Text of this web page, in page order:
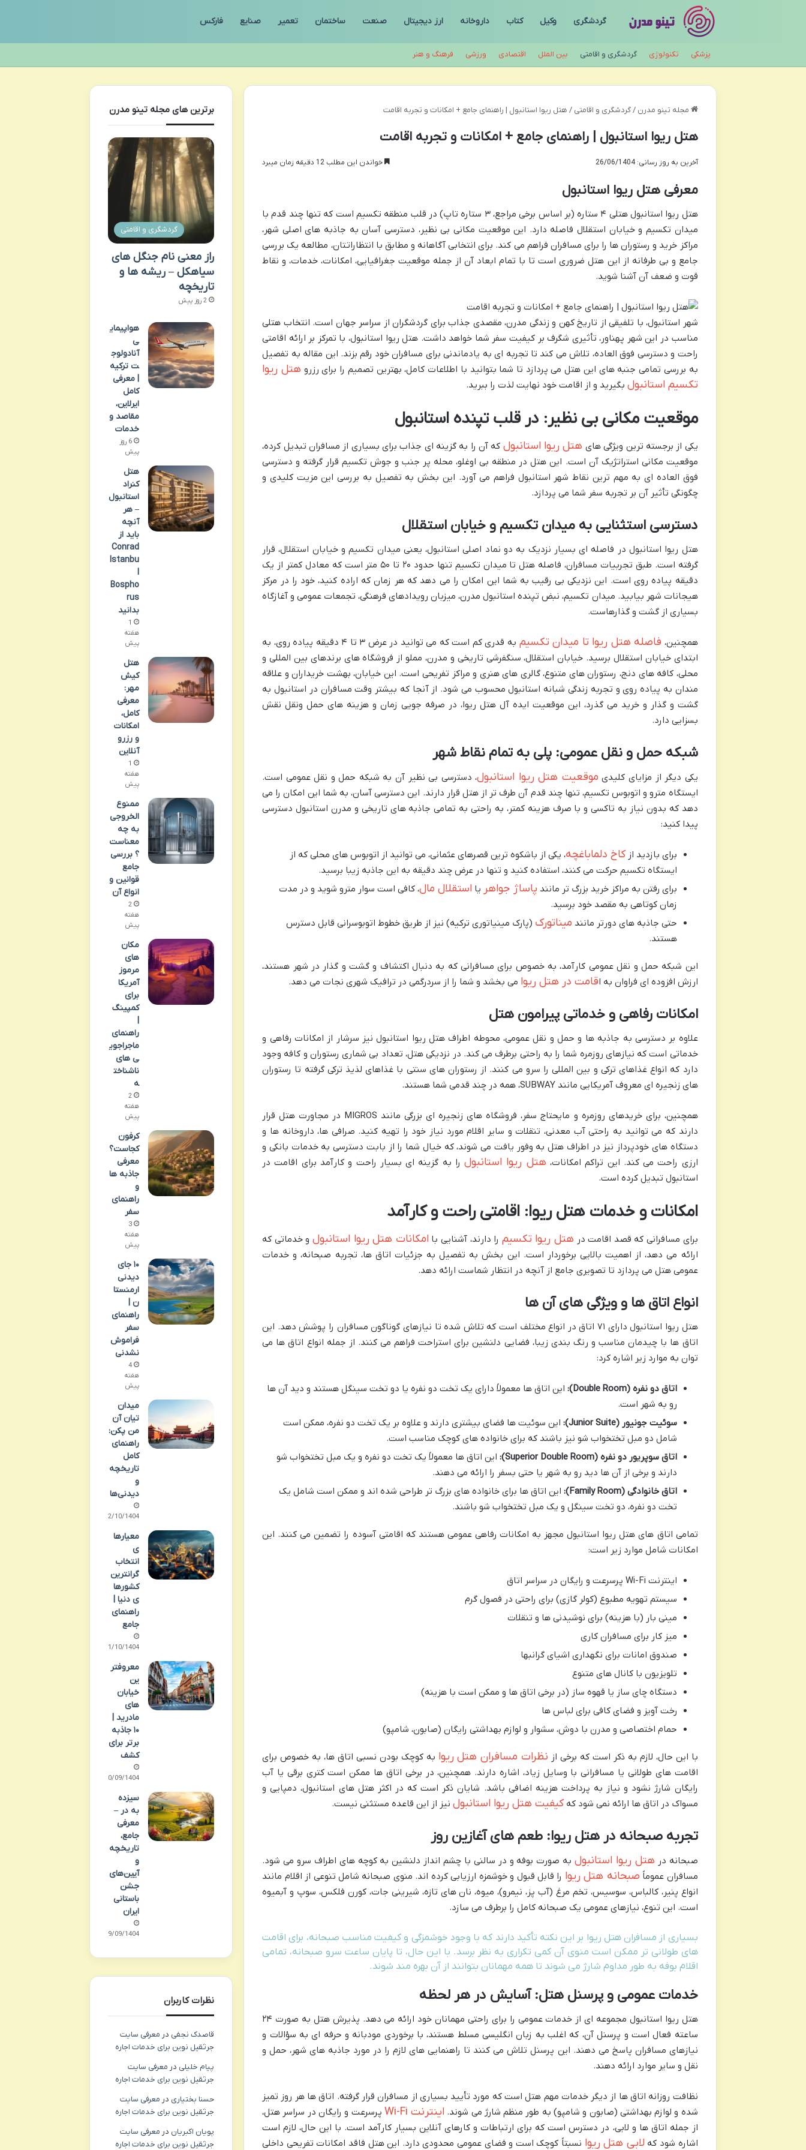
گردشگری وکیل کتاب داروخانه ارز دیجیتال صنعت ساختمان تعمیر صنایع فارکس
پزشکی تکنولوژی گردشگری و اقامتی بین الملل اقتصادی ورزشی فرهنگ و هنر
مجله تینو مدرن / گردشگری و اقامتی / هتل ریوا استانبول | راهنمای جامع + امکانات و تجربه اقامت
هتل ریوا استانبول | راهنمای جامع + امکانات و تجربه اقامت
آخرین به روز رسانی: 26/06/1404 خواندن این مطلب 12 دقیقه زمان میبرد
معرفی هتل ریوا استانبول
هتل ریوا استانبول هتلی ۴ ستاره (بر اساس برخی مراجع، ۳ ستاره تاپ) در قلب منطقه تکسیم است که تنها چند قدم با
میدان تکسیم و خیابان استقلال فاصله دارد. این موقعیت مکانی بی نظیر، دسترسی آسان به جاذبه های اصلی شهر،
مراکز خرید و رستوران ها را برای مسافران فراهم می کند. برای انتخابی آگاهانه و مطابق با انتظاراتتان، مطالعه یک بررسی
جامع و بی طرفانه از این هتل ضروری است تا با تمام ابعاد آن از جمله موقعیت جغرافیایی، امکانات، خدمات، و نقاط
قوت و ضعف آن آشنا شوید.
شهر استانبول، با تلفیقی از تاریخ کهن و زندگی مدرن، مقصدی جذاب برای گردشگران از سراسر جهان است. انتخاب هتلی
مناسب در این شهر پهناور، تأثیری شگرف بر کیفیت سفر شما خواهد داشت. هتل ریوا استانبول، با تمرکز بر ارائه اقامتی
راحت و دسترسی فوق العاده، تلاش می کند تا تجربه ای به یادماندنی برای مسافران خود رقم بزند. این مقاله به تفصیل
به بررسی تمامی جنبه های این هتل می پردازد تا شما بتوانید با اطلاعات کامل، بهترین تصمیم را برای رزروهتل ریوا
تکسیم استانبول بگیرید و از اقامت خود نهایت لذت را ببرید.
موقعیت مکانی بی نظیر: در قلب تپنده استانبول
یکی از برجسته ترین ویژگی های هتل ریوا استانبول که آن را به گزینه ای جذاب برای بسیاری از مسافران تبدیل کرده،
موقعیت مکانی استراتژیک آن است. این هتل در منطقه بی اوغلو، محله پر جنب و جوش تکسیم قرار گرفته و دسترسی
فوق العاده ای به مهم ترین نقاط شهر استانبول فراهم می آورد. این بخش به تفصیل به بررسی این مزیت کلیدی و
چگونگی تأثیر آن بر تجربه سفر شما می پردازد.
دسترسی استثنایی به میدان تکسیم و خیابان استقلال
هتل ریوا استانبول در فاصله ای بسیار نزدیک به دو نماد اصلی استانبول، یعنی میدان تکسیم و خیابان استقلال، قرار
گرفته است. طبق تجربیات مسافران، فاصله هتل تا میدان تکسیم تنها حدود ۲۰ تا ۵۰ متر است که معادل کمتر از یک
دقیقه پیاده روی است. این نزدیکی بی رقیب به شما این امکان را می دهد که هر زمان که اراده کنید، خود را در مرکز
هیجانات شهر بیابید. میدان تکسیم، نبض تپنده استانبول مدرن، میزبان رویدادهای فرهنگی، تجمعات عمومی و آغازگاه
بسیاری از گشت و گذارهاست.
همچنین، فاصله هتل ریوا تا میدان تکسیم
به قدری کم است که می توانید در عرض ۳ تا ۴ دقیقه پیاده روی، به
ابتدای خیابان استقلال برسید. خیابان استقلال، سنگفرشی تاریخی و مدرن، مملو از فروشگاه های برندهای بین المللی و
محلی، کافه های دنج، رستوران های متنوع، گالری های هنری و مراکز تفریحی است. این خیابان، بهشت خریداران و علاقه
مندان به پیاده روی و تجربه زندگی شبانه استانبول محسوب می شود. از آنجا که بیشتر وقت مسافران در استانبول به
گشت و گذار و خرید می گذرد، این موقعیت ایده آل هتل ریوا، در صرفه جویی زمان و هزینه های حمل ونقل نقش
بسزایی دارد.
شبکه حمل و نقل عمومی: پلی به تمام نقاط شهر
یکی دیگر از مزایای کلیدی موقعیت هتل ریوا استانبول، دسترسی بی نظیر آن به شبکه حمل و نقل عمومی است.
ایستگاه مترو و اتوبوس تکسیم، تنها چند قدم آن طرف تر از هتل قرار دارند. این دسترسی آسان، به شما این امکان را می
دهد که بدون نیاز به تاکسی و با صرف هزینه کمتر، به راحتی به تمامی جاذبه های تاریخی و مدرن استانبول دسترسی
پیدا کنید:
برای بازدید ازکاخ دلماباغچه، یکی از باشکوه ترین قصرهای عثمانی، می توانید از اتوبوس های محلی که از
ایستگاه تکسیم حرکت می کنند، استفاده کنید و تنها در عرض چند دقیقه به این جاذبه زیبا برسید.
برای رفتن به مراکز خرید بزرگ تر مانند پاساژ جواهر یا استقلال مال، کافی است سوار مترو شوید و در مدت
زمان کوتاهی به مقصد خود برسید.
حتی جاذبه های دورتر مانند میناتورک (پارک مینیاتوری ترکیه) نیز از طریق خطوط اتوبوسرانی قابل دسترس
هستند.
این شبکه حمل و نقل عمومی کارآمد، به خصوص برای مسافرانی که به دنبال اکتشاف و گشت و گذار در شهر هستند،
ارزش افزوده ای فراوان به اقامت در هتل ریوا می بخشد و شما را از سردرگمی در ترافیک شهری نجات می دهد.
امکانات رفاهی و خدماتی پیرامون هتل
علاوه بر دسترسی به جاذبه ها و حمل و نقل عمومی، محوطه اطراف هتل ریوا استانبول نیز سرشار از امکانات رفاهی و
خدماتی است که نیازهای روزمره شما را به راحتی برطرف می کند. در نزدیکی هتل، تعداد بی شماری رستوران و کافه وجود
دارد که انواع غذاهای ترکی و بین المللی را سرو می کنند. از رستوران های سنتی با غذاهای لذیذ ترکی گرفته تا رستوران
های زنجیره ای معروف آمریکایی مانند SUBWAY، همه در چند قدمی شما هستند.
همچنین، برای خریدهای روزمره و مایحتاج سفر، فروشگاه های زنجیره ای بزرگی مانند MIGROS در مجاورت هتل قرار
دارند که می توانید به راحتی آب معدنی، تنقلات و سایر اقلام مورد نیاز خود را تهیه کنید. صرافی ها، داروخانه ها و
دستگاه های خودپرداز نیز در اطراف هتل به وفور یافت می شوند، که خیال شما را از بابت دسترسی به خدمات بانکی و
ارزی راحت می کند. این تراکم امکانات،هتل ریوا استانبولرا به گزینه ای بسیار راحت و کارآمد برای اقامت در
استانبول تبدیل کرده است.
امکانات و خدمات هتل ریوا: اقامتی راحت و کارآمد
برای مسافرانی که قصد اقامت در هتل ریوا تکسیم را دارند، آشنایی با امکانات هتل ریوا استانبولو خدماتی که
ارائه می دهد، از اهمیت بالایی برخوردار است. این بخش به تفصیل به جزئیات اتاق ها، تجربه صبحانه، و خدمات
عمومی هتل می پردازد تا تصویری جامع از آنچه در انتظار شماست ارائه دهد.
انواع اتاق ها و ویژگی های آن ها
هتل ریوا استانبول دارای ۷۱ اتاق در انواع مختلف است که تلاش شده تا نیازهای گوناگون مسافران را پوشش دهد. این
اتاق ها با چیدمان مناسب و رنگ بندی زیبا، فضایی دلنشین برای استراحت فراهم می کنند. از جمله انواع اتاق ها می
توان به موارد زیر اشاره کرد:
اتاق دو نفره (Double Room):
این اتاق ها معمولاً دارای یک تخت دو نفره یا دو تخت سینگل هستند و دید آن ها
رو به شهر است.
سوئیت جونیور (Junior Suite):
این سوئیت ها فضای بیشتری دارند و علاوه بر یک تخت دو نفره، ممکن است
شامل دو مبل تختخواب شو نیز باشند که برای خانواده های کوچک مناسب است.
اتاق سوپریور دو نفره (Superior Double Room):
این اتاق ها معمولاً یک تخت دو نفره و یک مبل تختخواب شو
دارند و برخی از آن ها دید رو به شهر یا حتی بسفر را ارائه می دهند.
اتاق خانوادگی (Family Room):
این اتاق ها برای خانواده های بزرگ تر طراحی شده اند و ممکن است شامل یک
تخت دو نفره، دو تخت سینگل و یک مبل تختخواب شو باشند.
تمامی اتاق های هتل ریوا استانبول مجهز به امکانات رفاهی عمومی هستند که اقامتی آسوده را تضمین می کنند. این
امکانات شامل موارد زیر است:
اینترنت Wi-Fi پرسرعت و رایگان در سراسر اتاق
سیستم تهویه مطبوع (کولر گازی) برای راحتی در فصول گرم
مینی بار (با هزینه) برای نوشیدنی ها و تنقلات
میز کار برای مسافران کاری
صندوق امانات برای نگهداری اشیای گرانبها
تلویزیون با کانال های متنوع
دستگاه چای ساز یا قهوه ساز (در برخی اتاق ها و ممکن است با هزینه)
رخت آویز و فضای کافی برای لباس ها
حمام اختصاصی و مدرن با دوش، سشوار و لوازم بهداشتی رایگان (صابون، شامپو)
با این حال، لازم به ذکر است که برخی از نظرات مسافران هتل ریوا به کوچک بودن نسبی اتاق ها، به خصوص برای
اقامت های طولانی یا مسافرانی با وسایل زیاد، اشاره دارند. همچنین، در برخی اتاق ها ممکن است کتری برقی یا آب
رایگان شارژ نشود و نیاز به پرداخت هزینه اضافی باشد. شایان ذکر است که در اکثر هتل های استانبول، دمپایی و
مسواک در اتاق ها ارائه نمی شود کهکیفیت هتل ریوا استانبول نیز از این قاعده مستثنی نیست.
تجربه صبحانه در هتل ریوا: طعم های آغازین روز
صبحانه درهتل ریوا استانبولبه صورت بوفه و در سالنی با چشم انداز دلنشین به کوچه های اطراف سرو می شود.
مسافران عموماً صبحانه هتل ریوا را قابل قبول و خوشمزه ارزیابی کرده اند. منوی صبحانه شامل تنوعی از اقلام مانند
انواع پنیر، کالباس، سوسیس، تخم مرغ (آب پز، نیمرو)، میوه، نان های تازه، شیرینی جات، کورن فلکس، سوپ و آبمیوه
است. این تنوع، نیازهای عمومی یک صبحانه کامل را برطرف می سازد.
بسیاری از مسافران هتل ریوا بر این نکته تأکید دارند که با وجود خوشمزگی و کیفیت مناسب صبحانه، برای اقامت
های طولانی تر ممکن است منوی آن کمی تکراری به نظر برسد. با این حال، تا پایان ساعت سرو صبحانه، تمامی
اقلام بوفه به طور مداوم شارژ می شوند تا همه مهمانان بتوانند از آن بهره مند شوند.
خدمات عمومی و پرسنل هتل: آسایش در هر لحظه
هتل ریوا استانبول مجموعه ای از خدمات عمومی را برای راحتی مهمانان خود ارائه می دهد. پذیرش هتل به صورت ۲۴
ساعته فعال است و پرسنل آن، که اغلب به زبان انگلیسی مسلط هستند، با برخوردی مودبانه و حرفه ای به سؤالات و
نیازهای مسافران پاسخ می دهند. این پرسنل تلاش می کنند تا راهنمایی های لازم را در مورد جاذبه های شهر، حمل و
نقل و سایر موارد ارائه دهند.
نظافت روزانه اتاق ها از دیگر خدمات مهم هتل است که مورد تأیید بسیاری از مسافران قرار گرفته. اتاق ها هر روز تمیز
شده و لوازم بهداشتی (صابون و شامپو) به طور منظم شارژ می شوند. اینترنت Wi-Fi
پرسرعت و رایگان در سراسر هتل،
از جمله اتاق ها و لابی، در دسترس است که برای ارتباطات و کارهای آنلاین بسیار کارآمد است. با این حال، لازم است
اشاره شود که لابی هتل ریوا نسبتاً کوچک است و فضای عمومی محدودی دارد. این هتل فاقد امکانات تفریحی داخلی
برترین های مجله تینو مدرن
گردشگری و اقامتی
راز معنی نام جنگل های
سیاهکل – ریشه ها و
تاریخچه
2 روز پیش
هواپیمای
ی
آنادولوج
ت ترکیه
| معرفی
کامل
ایرلاین،
مقاصد و
خدمات
6 روز
پیش
هتل
کنراد
استانبول
– هر
آنچه
باید از
Conrad
Istanbu
l
Bospho
rus
بدانید
1
هفته
پیش
هتل
کیش
مهر:
معرفی
کامل،
امکانات
و رزرو
آنلاین
1
هفته
پیش
ممنوع
الخروجی
به چه
معناست
؟ بررسی
جامع
قوانین و
انواع آن
2
هفته
پیش
مکان
های
مرموز
آمریکا
برای
کمپینگ
راهنمای
ماجراجوی
ی های
ناشناخت
ه
2
هفته
پیش
کرفون
کجاست؟
معرفی
جاذبه ها
و
راهنمای
سفر
3
هفته
پیش
۱۰ جای
دیدنی
ارمنستا
ن |
راهنمای
سفر
فراموش
نشدنی
4
هفته
پیش
میدان
تیان آن
من پکن:
راهنمای
کامل
تاریخچه
و
دیدنی‌ها
02/10/1404
معیارها
ی
انتخاب
گرانترین
کشورها
ی دنیا |
راهنمای
جامع
01/10/1404
معروفتر
ین
خیابان
های
مادرید |
۱۰ جاذبه
برتر برای
کشف
30/09/1404
سیزده
به در –
معرفی
جامع،
تاریخچه
و
آیین‌های
جشن
باستانی
ایران
29/09/1404
نظرات کاربران
قاصدک نجفی در معرفی سایت
جرثقیل نوین برای خدمات اجاره
پیام خلیلی در معرفی سایت
جرثقیل نوین برای خدمات اجاره
حسنا بختیاری در معرفی سایت
جرثقیل نوین برای خدمات اجاره
پویان اکبریان در معرفی سایت
جرثقیل نوین برای خدمات اجاره